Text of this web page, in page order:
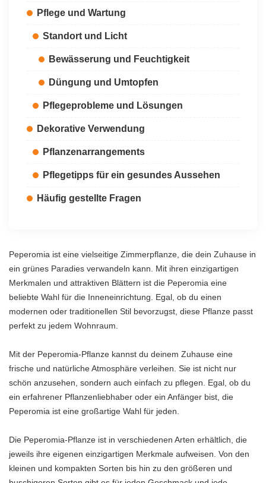
Pflege und Wartung
Standort und Licht
Bewässerung und Feuchtigkeit
Düngung und Umtopfen
Pflegeprobleme und Lösungen
Dekorative Verwendung
Pflanzenarrangements
Pflegetipps für ein gesundes Aussehen
Häufig gestellte Fragen
Peperomia ist eine vielseitige Zimmerpflanze, die dein Zuhause in
ein grünes Paradies verwandeln kann. Mit ihren einzigartigen
Merkmalen und attraktiven Blättern ist die Peperomia eine
beliebte Wahl für die Inneneinrichtung. Egal, ob du einen
modernen oder traditionellen Stil bevorzugst, diese Pflanze passt
perfekt zu jedem Wohnraum.
Mit der Peperomia-Pflanze kannst du deinem Zuhause eine
frische und natürliche Atmosphäre verleihen. Sie ist nicht nur
schön anzusehen, sondern auch einfach zu pflegen. Egal, ob du
ein erfahrener Pflanzenliebhaber oder ein Anfänger bist, die
Peperomia ist eine großartige Wahl für jeden.
Die Peperomia-Pflanze ist in verschiedenen Arten erhältlich, die
jeweils ihre eigenen einzigartigen Merkmale aufweisen. Von den
kleinen und kompakten Sorten bis hin zu den größeren und